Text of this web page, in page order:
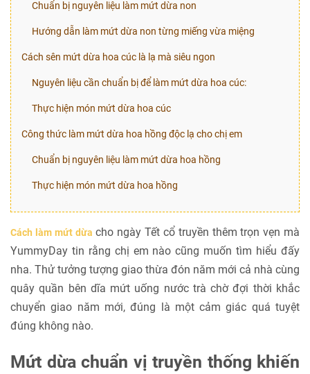
Chuẩn bị nguyên liệu làm mứt dừa non
Hướng dẫn làm mứt dừa non từng miếng vừa miệng
Cách sên mứt dừa hoa cúc là lạ mà siêu ngon
Nguyên liệu cần chuẩn bị để làm mứt dừa hoa cúc:
Thực hiện món mứt dừa hoa cúc
Công thức làm mứt dừa hoa hồng độc lạ cho chị em
Chuẩn bị nguyên liệu làm mứt dừa hoa hồng
Thực hiện món mứt dừa hoa hồng
Cách làm mứt dừa cho ngày Tết cổ truyền thêm trọn vẹn mà
YummyDay tin rằng chị em nào cũng muốn tìm hiểu đấy
nha. Thử tưởng tượng giao thừa đón năm mới cả nhà cùng
quây quần bên dĩa mứt uống nước trà chờ đợi thời khắc
chuyển giao năm mới, đúng là một cảm giác quá tuyệt
đúng không nào.
Mứt dừa chuẩn vị truyền thống khiến